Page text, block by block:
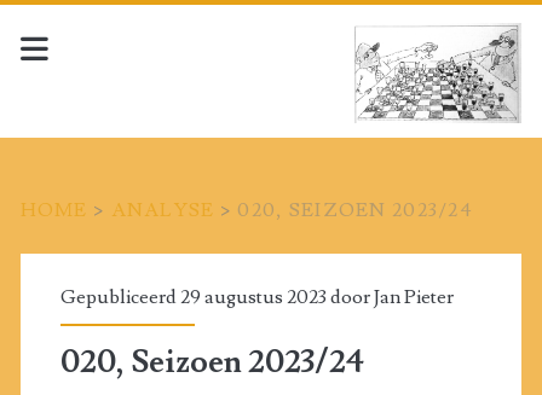
HOME > ANALYSE > 020, SEIZOEN 2023/24
Gepubliceerd 29 augustus 2023 doorJan Pieter
020, Seizoen 2023/24